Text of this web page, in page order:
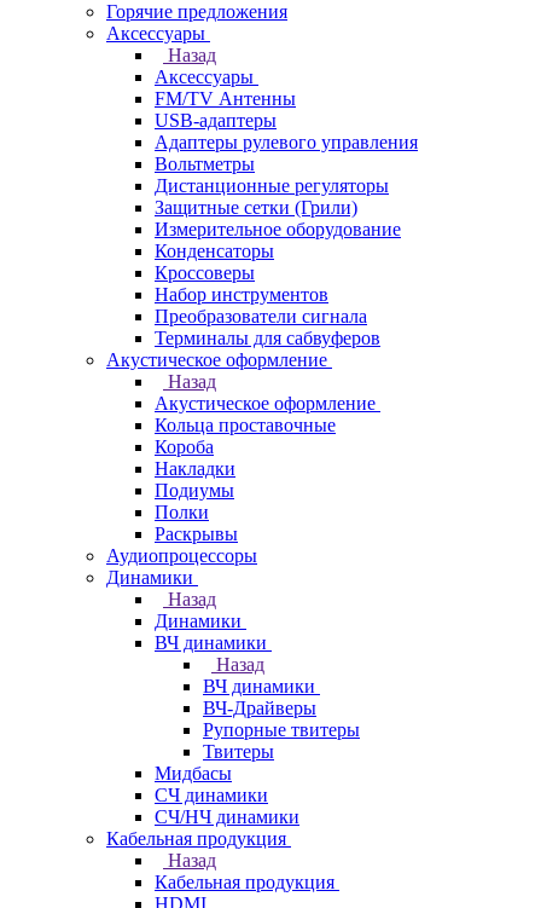
Горячие предложения
Аксессуары
Назад
Аксессуары
FM/TV Антенны
USB-адаптеры
Адаптеры рулевого управления
Вольтметры
Дистанционные регуляторы
Защитные сетки (Грили)
Измерительное оборудование
Конденсаторы
Кроссоверы
Набор инструментов
Преобразователи сигнала
Терминалы для сабвуферов
Акустическое оформление
Назад
Акустическое оформление
Кольца проставочные
Короба
Накладки
Подиумы
Полки
Раскрывы
Аудиопроцессоры
Динамики
Назад
Динамики
ВЧ динамики
Назад
ВЧ динамики
ВЧ-Драйверы
Рупорные твитеры
Твитеры
Мидбасы
СЧ динамики
СЧ/НЧ динамики
Кабельная продукция
Назад
Кабельная продукция
HDMI